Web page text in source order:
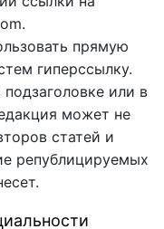
прямую
гиперссылку.
или в
может не
статей и
републицируемых